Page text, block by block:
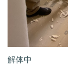
解体中